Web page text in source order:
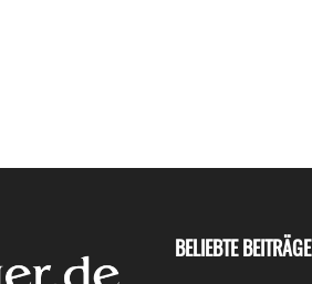
BELIEBTE BEITRÄGE